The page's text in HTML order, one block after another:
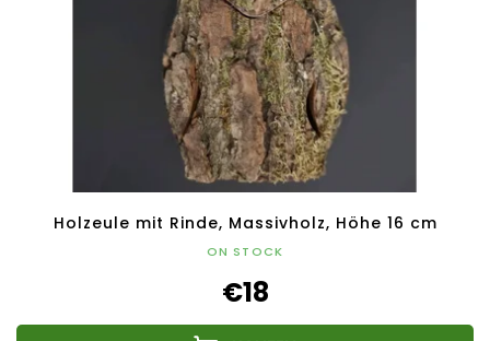
Holzeule mit Rinde, Massivholz, Höhe 16 cm
ON STOCK
€18